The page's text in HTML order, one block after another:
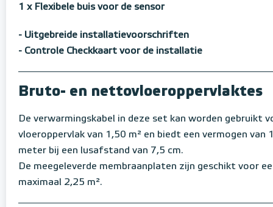
1 x Flexibele buis voor de sensor
- Uitgebreide installatievoorschriften
- Controle Checkkaart voor de installatie
Bruto- en nettovloeroppervlaktes
De verwarmingskabel in deze set kan worden gebruikt
vloeroppervlak van 1,50 m² en biedt een vermogen van
meter bij een lusafstand van 7,5 cm.
De meegeleverde membraanplaten zijn geschikt voor
maximaal 2,25 m².